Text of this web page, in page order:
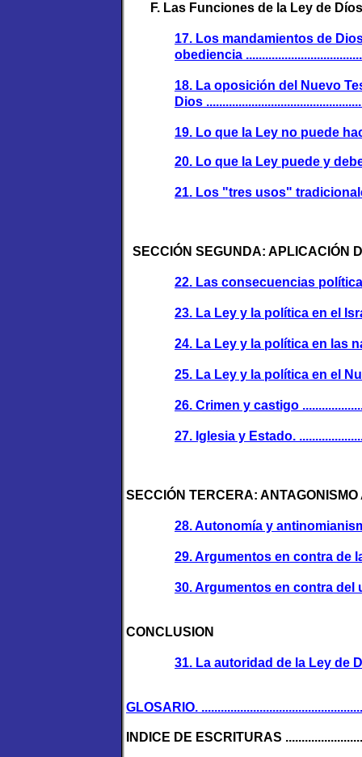
F. Las Funciones de la Ley de Díos
17. Los mandamientos de
obediencia
18. La oposición del Nuevo
Dios
19. Lo que la Ley no puede
20. Lo que la Ley puede y debe
21. Los "tres usos"
SECCIÓN SEGUNDA: APLICACIÓN
22. Las consecuencias
23. La Ley y la política en el
24. La Ley y la política en las
25. La Ley y la política en el
26. Crimen y castigo
27. Iglesia y Estado.
SECCIÓN TERCERA:
28. Autonomía y
29. Argumentos en contra de
30. Argumentos en contra del
CONCLUSION
31. La autoridad de la Ley de
GLOSARIO.
INDICE DE ESCRITURAS